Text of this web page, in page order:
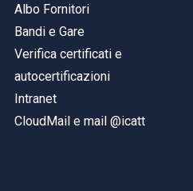
Albo Fornitori
Bandi e Gare
Verifica certificati e
autocertificazioni
Intranet
CloudMail e mail @icatt